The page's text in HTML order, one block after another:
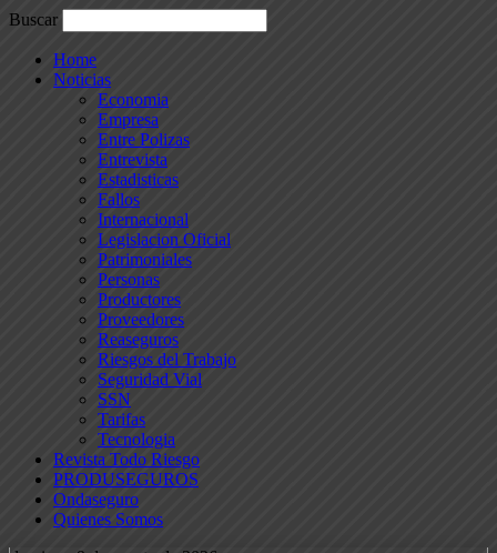
Buscar
Home
Noticias
Economia
Empresa
Entre Polizas
Entrevista
Estadisticas
Fallos
Internacional
Legislacion Oficial
Patrimoniales
Personas
Productores
Proveedores
Reaseguros
Riesgos del Trabajo
Seguridad Vial
SSN
Tarifas
Tecnologia
Revista Todo Riesgo
PRODUSEGUROS
Ondaseguro
Quienes Somos